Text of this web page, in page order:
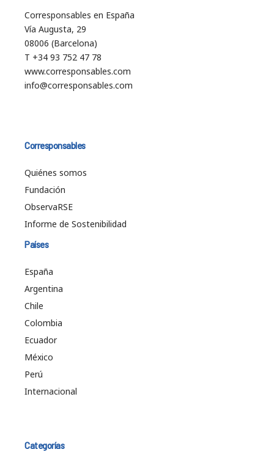
Corresponsables en España
Vía Augusta, 29
08006 (Barcelona)
T +34 93 752 47 78
www.corresponsables.com
info@corresponsables.com
Corresponsables
Quiénes somos
Fundación
ObservaRSE
Informe de Sostenibilidad
Países
España
Argentina
Chile
Colombia
Ecuador
México
Perú
Internacional
Categorías